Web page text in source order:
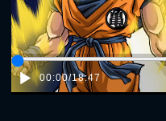
00:00/18:47